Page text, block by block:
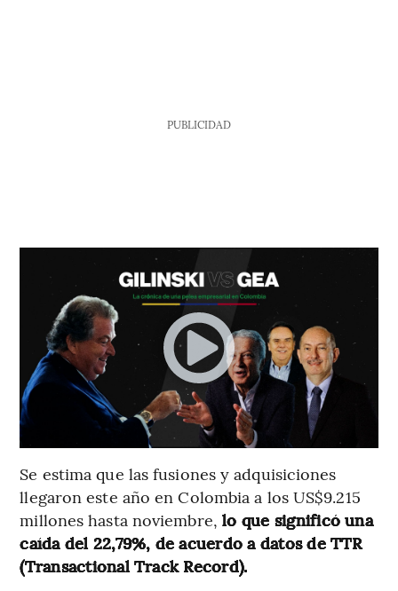
PUBLICIDAD
Se estima que las fusiones y adquisiciones
llegaron este año en Colombia a los US$9.215
millones hasta noviembre, lo que significó una
caída del 22,79%, de acuerdo a datos de TTR
(Transactional Track Record).